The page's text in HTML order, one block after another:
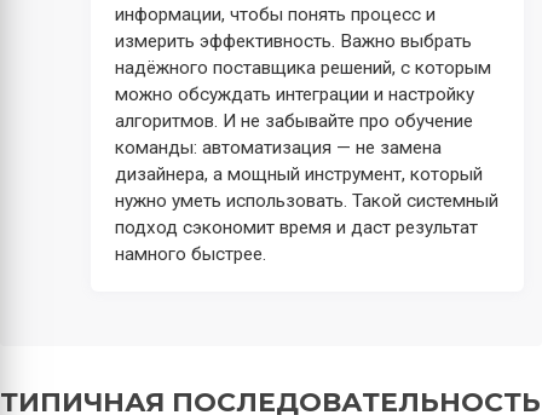
информации, чтобы понять процесс и
измерить эффективность. Важно выбрать
надёжного поставщика решений, с которым
можно обсуждать интеграции и настройку
алгоритмов. И не забывайте про обучение
команды: автоматизация — не замена
дизайнера, а мощный инструмент, который
нужно уметь использовать. Такой системный
подход сэкономит время и даст результат
намного быстрее.
ТИПИЧНАЯ ПОСЛЕДОВАТЕЛЬНОСТЬ